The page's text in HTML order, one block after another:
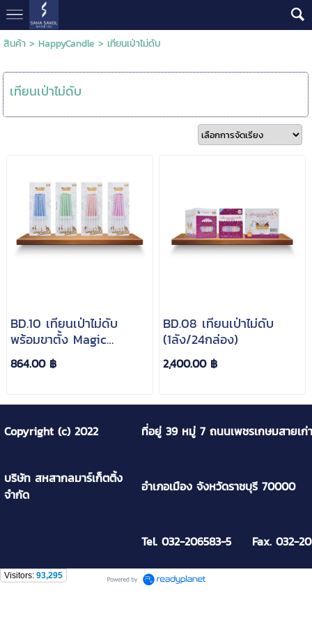
สินค้า> HappyCandle > เทียนเป่าไม่ดับ
เทียนเป่าไม่ดับ
BD.10 เทียนเป่าไม่ดับ
พร้อมขาตั้ง Magic
Relighting Candle
w/holder (10เล่ม)
864.00 ฿
BD.08 เทียนเป่าไม่ดับ
(1ลัง/24กล่อง)
2,400.00 ฿
Copyright (c) 2022 ที่อยู่ 39 หมู่ 7 ถนนเพชรเกษมสายเก่
บริษัท สหสากลมาร์เก็ตติ้ง
จำกัด
อำเภอเมือง จังหวัดราชบุรี 70000
Tel. 032-206583-5 Fax. 032-
Visitors: 93,295